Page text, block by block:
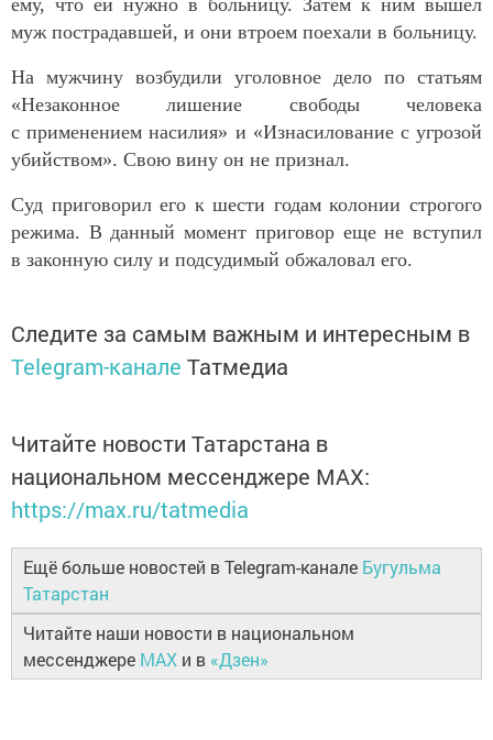
ему, что ей нужно в больницу. Затем к ним вышел
муж пострадавшей, и они втроем поехали в больницу.
На мужчину возбудили уголовное дело по статьям
«Незаконное лишение свободы человека
с применением насилия» и «Изнасилование с угрозой
убийством». Свою вину он не признал.
Суд приговорил его к шести годам колонии строгого
режима. В данный момент приговор еще не вступил
в законную силу и подсудимый обжаловал его.
Следите за самым важным и интересным в
Telegram-канале Татмедиа
Читайте новости Татарстана в
национальном мессенджере MАХ:
https://max.ru/tatmedia
Ещё больше новостей в Telegram-канале Бугульма
Татарстан
Читайте наши новости в национальном
мессенджере MAX и в «Дзен»